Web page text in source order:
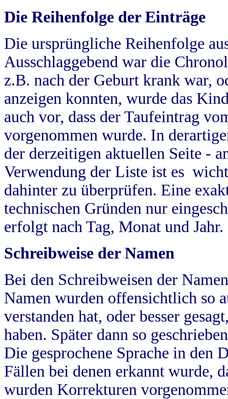
Die Reihenfolge der Einträge
Die ursprüngliche Reihenfolge
Ausschlaggebend war die
z.B. nach der Geburt krank war,
anzeigen konnten, wurde das
auch vor, dass der Taufeintrag
vorgenommen wurde. In
der derzeitigen aktuellen Seite -
Verwendung der Liste ist es
dahinter zu überprüfen. Eine
technischen Gründen nur
erfolgt nach Tag, Monat und Jahr.
Schreibweise der Namen
Bei den Schreibweisen der
Namen wurden offensichtlich so
verstanden hat, oder besser
haben. Später dann so
Die gesprochene Sprache in
Fällen bei denen erkannt wurde,
wurden Korrekturen